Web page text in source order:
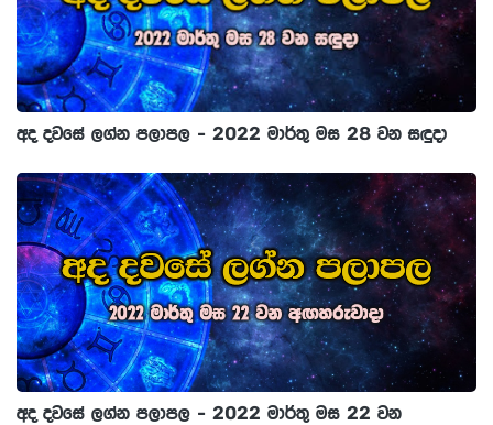
අද දවසේ ලග්න පලාපල - 2022 මාර්තු මස 28 වන සඳුදා
අද දවසේ ලග්න පලාපල - 2022 මාර්තු මස 22 වන